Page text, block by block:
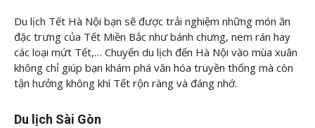
Du lịch Tết Hà Nội bạn sẽ được trải nghiệm những món ăn
đặc trưng của Tết Miền Bắc như bánh chưng, nem rán hay
các loại mứt Tết,… Chuyến du lịch đến Hà Nội vào mùa xuân
không chỉ giúp bạn khám phá văn hóa truyền thống mà còn
tận hưởng không khí Tết rộn ràng và đáng nhớ.
Du lịch Sài Gòn